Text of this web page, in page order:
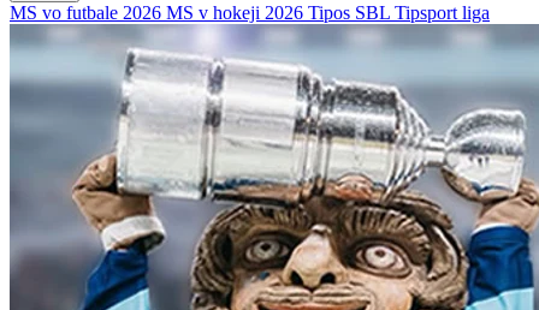
MS vo futbale 2026 MS v hokeji 2026 Tipos SBL Tipsport liga